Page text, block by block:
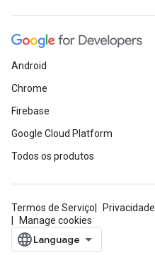
Android
Chrome
Firebase
Google Cloud Platform
Todos os produtos
Termos de Serviço Privacidade
Manage cookies